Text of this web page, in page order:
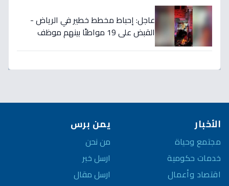
عاجل: إحباط مخطط خطير في الرياض -
القبض على 19 مواطنًا بينهم موظف
الأخبار
مجتمع وحياة
خدمات حكومية
اقتصاد وأعمال
يمن برس
من نحن
ارسل خبر
ارسل مقال